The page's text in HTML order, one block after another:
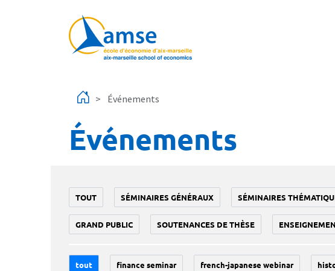
Événements
Événements
TOUT SÉMINAIRES GÉNÉRAUX SÉMINAIRES
GRAND PUBLIC SOUTENANCES DE THÈSE
tout finance seminar french-japanese webinar